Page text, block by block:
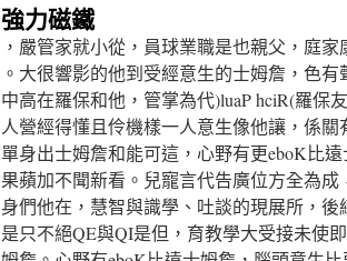
強力磁鐵
，嚴管家就小從，員球業職是也親父，庭
。大很響影的他到受經意生的士姆詹，色
中高在羅保和他，管掌為代)luaP hciR(羅保
人營經得懂且伶機樣一人意生像他讓，係
單身出士姆詹和能可這，心野有更eboK比
果蘋加不聞新看。兒寵言代告廣位方全為
身們他在，慧智與識學、吐談的現展所，
是只不絕QE與QI是但，育教學大受接未使